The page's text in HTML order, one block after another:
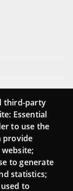
third-party
Essential
to use the
provide
to generate
statistics;
to